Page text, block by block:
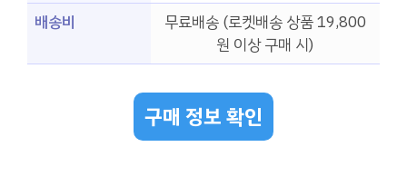
배송비
무료배송 (로켓배송 상품 19,800
원 이상 구매 시)
구매 정보 확인